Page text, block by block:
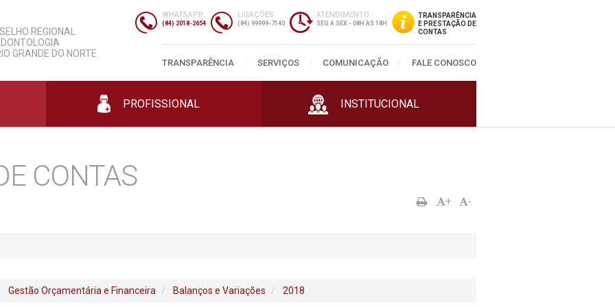
REGIONAL
GRANDE DO NORTE
WHATSAPP
(84) 2018-2654
LIGAÇÕES
(84) 99999-7140
ATENDIMENTO
SEG A SEX - 08H ÀS 18H
TRANSPARÊNCIA
E PRESTAÇÃO DE
CONTAS
TRANSPARÊNCIA SERVIÇOS COMUNICAÇÃO FALE CONOSCO
PROFISSIONAL INSTITUCIONAL
Profissionais
Entidades
Parcerias
Classificados
Contratos
Licitações
Prestação de Contas
Editais e Portarias
CONTAS
+ -
Gestão Orçamentária e Financeira Balanços e Variações 2018